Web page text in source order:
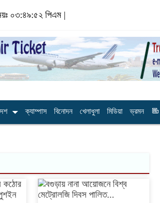
০৩:৪৯:৫৩ পিএম |
ক্যাম্পাস বিনোদন খেলাধুলা মিডিয়া ভ্রমন